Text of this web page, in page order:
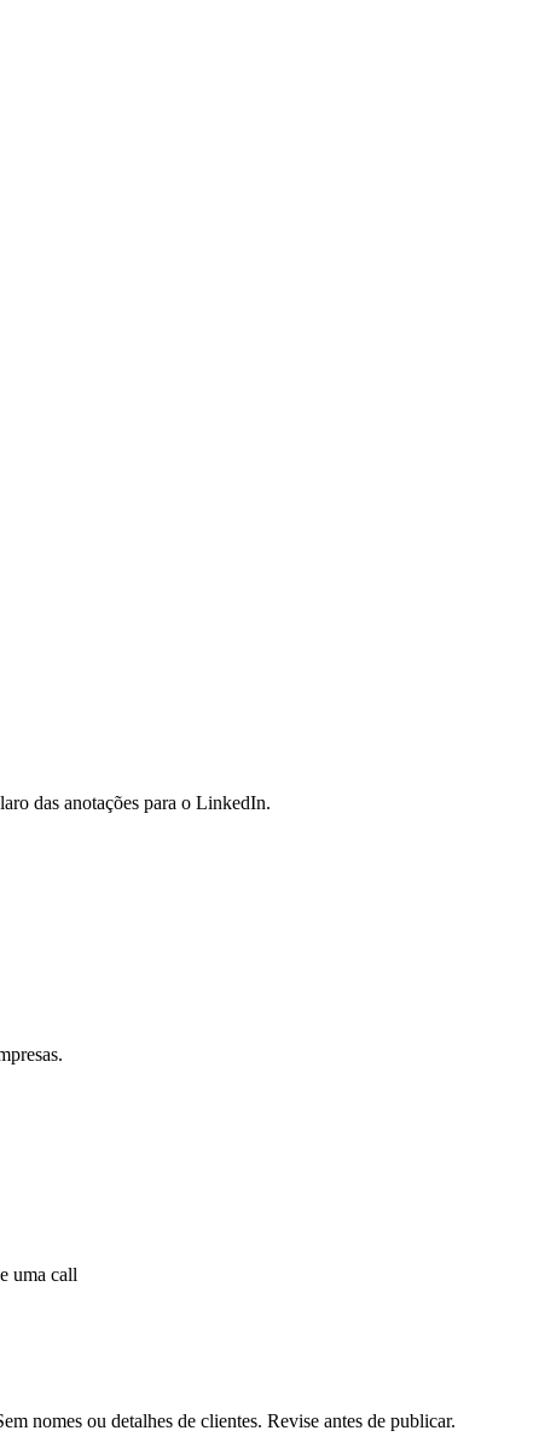
das anotações para o LinkedIn.
uma call
nomes ou detalhes de clientes. Revise antes de publicar.